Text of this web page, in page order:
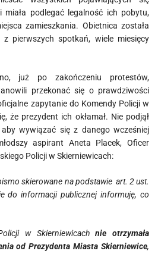
miała podlegać legalność ich pobytu,
zamieszkania. Obietnica została
z pierwszych spotkań, wiele miesięcy
już po zakończeniu protestów,
przekonać się o prawdziwości
zapytanie do Komendy Policji w
że prezydent ich okłamał. Nie podjął
wywiązać się z danego wcześniej
aspirant Aneta Placek, Oficer
Policji w Skierniewicach:
skierowane na podstawie art. 2 ust.
do informacji publicznej informuję, co
w Skierniewicachnie otrzymała
od Prezydenta Miasta Skierniewice,